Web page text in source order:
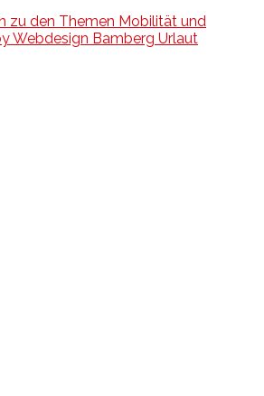
zu den Themen Mobilität und
Webdesign Bamberg Urlaut